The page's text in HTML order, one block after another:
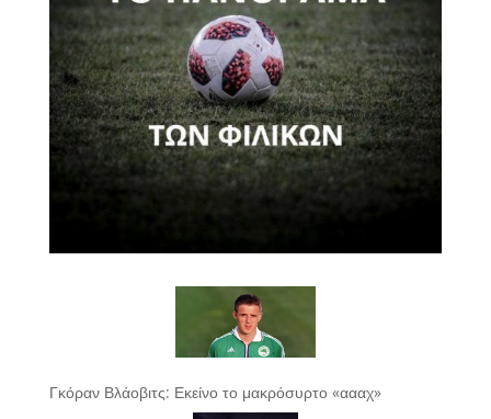
Γκόραν Βλάοβιτς: Εκείνο το μακρόσυρτο «αααχ»